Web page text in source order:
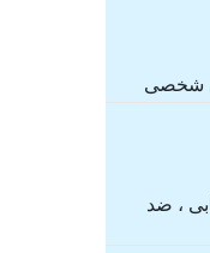
شخصی
، ضد